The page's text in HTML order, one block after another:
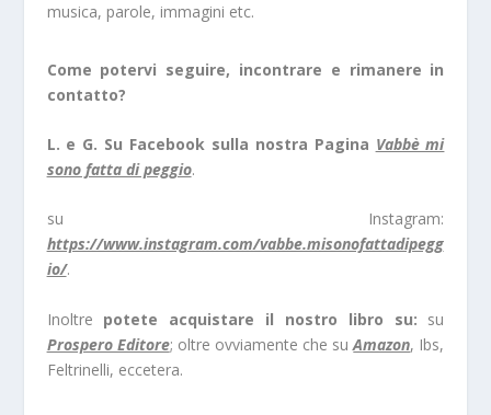
musica, parole, immagini etc.
Come potervi seguire, incontrare e rimanere in
contatto?
L. e G. Su Facebook sulla nostra Pagina Vabbè mi
sono fatta di peggio.
su Instagram:
https://www.instagram.com/vabbe.misonofattadipegg
io/.
Inoltre potete acquistare il nostro libro su: su
Prospero Editore; oltre ovviamente che suAmazon, Ibs,
Feltrinelli, eccetera.